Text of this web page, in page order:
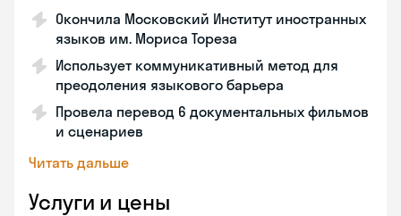
Окончила Московский Институт иностранных
языков им. Мориса Тореза
Использует коммуникативный метод для
преодоления языкового барьера
Провела перевод 6 документальных фильмов
и сценариев
Читать дальше
Услуги и цены